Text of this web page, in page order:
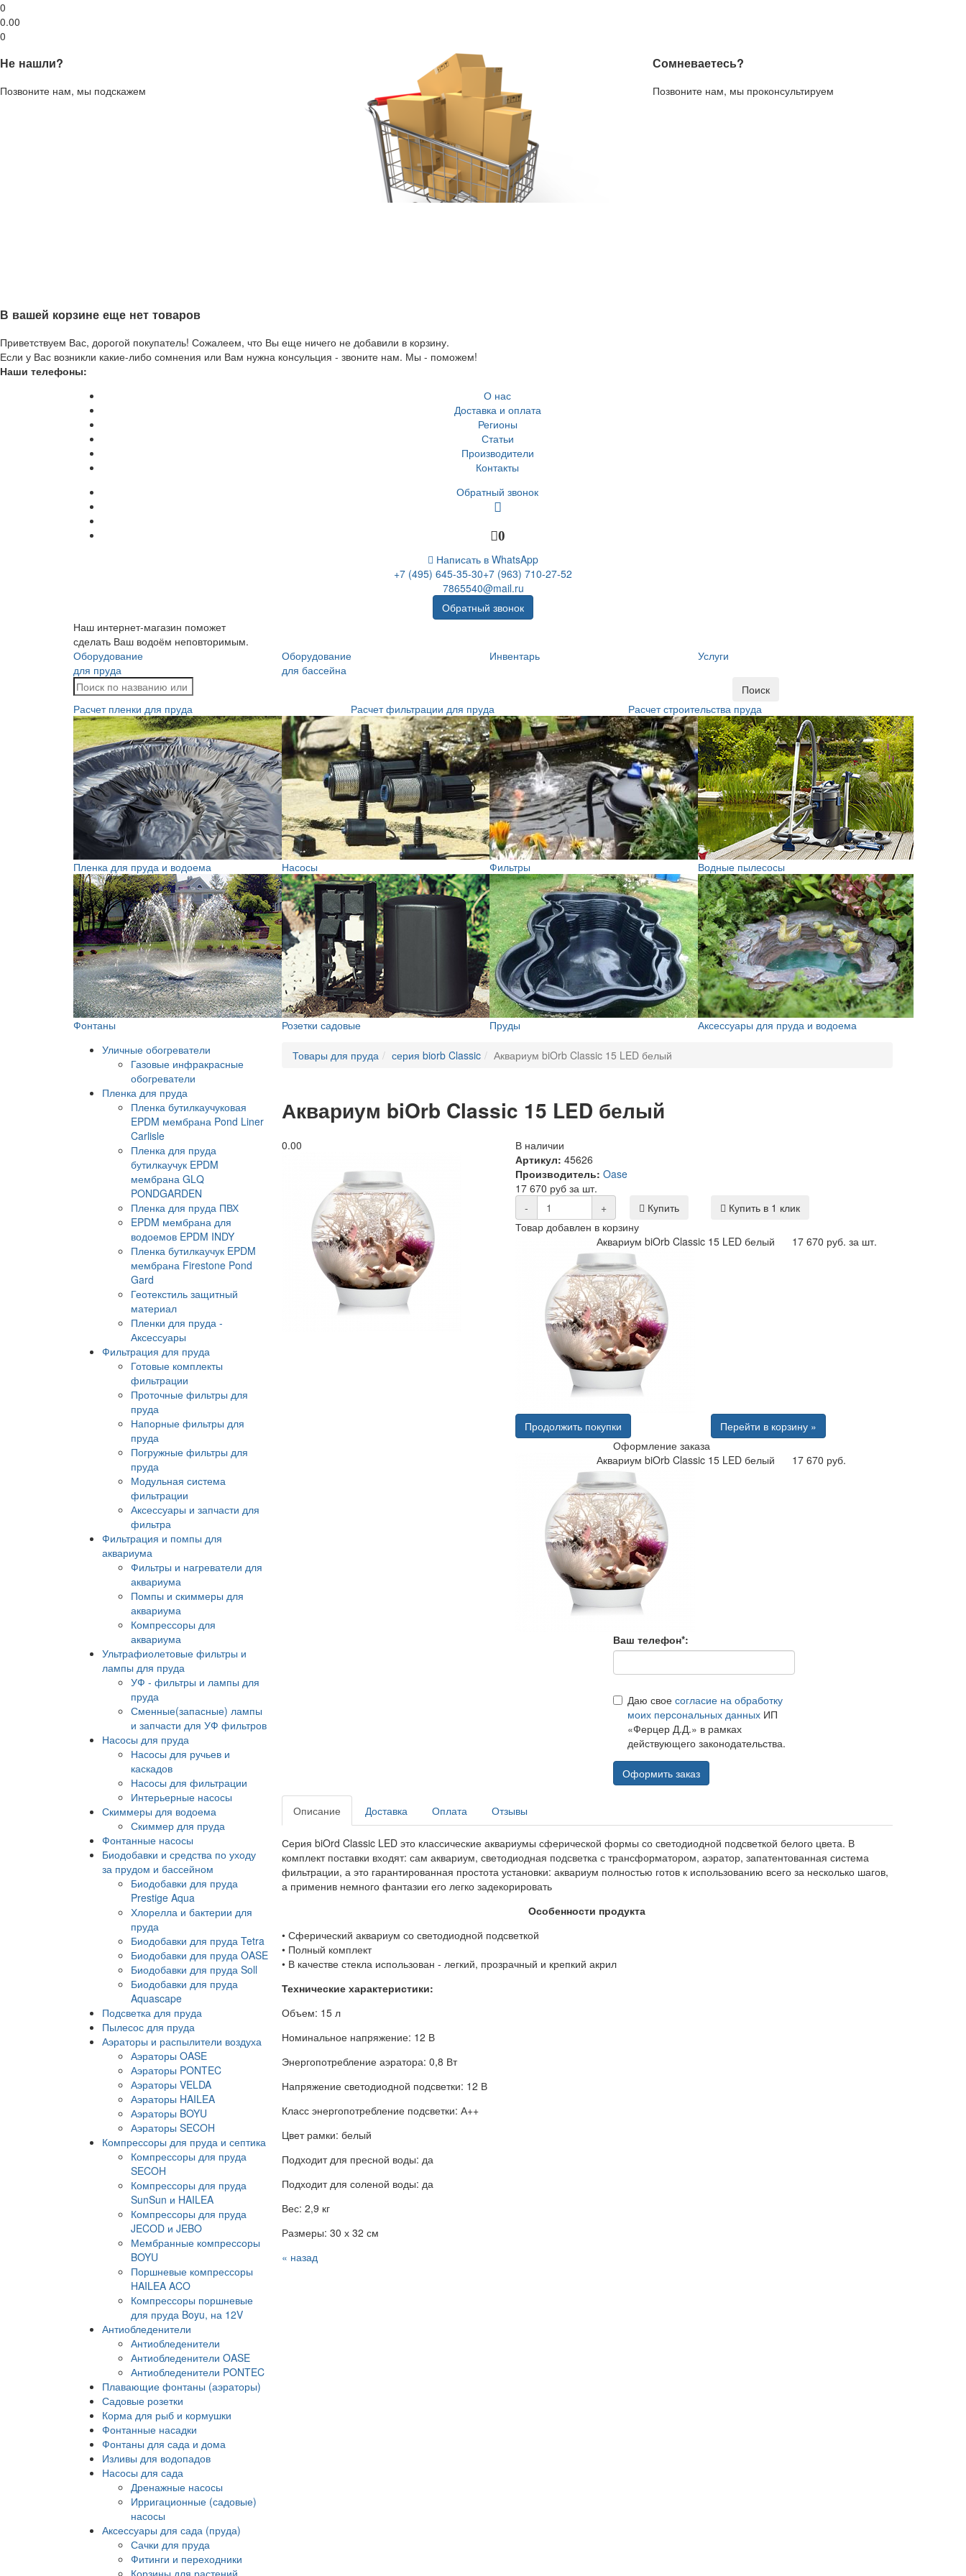
0
0.00
0
Не нашли?
Позвоните нам, мы подскажем
Сомневаетесь?
Позвоните нам, мы проконсультируем
В вашей корзине еще нет товаров
Приветствуем Вас, дорогой покупатель! Сожалеем, что Вы еще ничего не добавили в корзину.
Если у Вас возникли какие-либо сомнения или Вам нужна консульция - звоните нам. Мы - поможем!
Наши телефоны:
О нас
Доставка и оплата
Регионы
Статьи
Производители
Контакты
Обратный звонок
0
Написать в WhatsApp
+7 (495) 645-35-30+7 (963) 710-27-52
7865540@mail.ru
Обратный звонок
Наш интернет-магазин поможет
сделать Ваш водоём неповторимым.
Оборудование
для пруда
Оборудование
для бассейна
Инвентарь Услуги
Поиск
Расчет пленки для пруда
Расчет фильтрации для пруда Расчет строительства пруда
Пленка для пруда и водоема Насосы Фильтры Водные пылесосы
Фонтаны Розетки садовые Пруды
Аксессуары для пруда и водоема
Уличные обогреватели
Газовые инфракрасные
обогреватели
Пленка для пруда
Пленка бутилкаучуковая
EPDM мембрана Pond Liner
Carlisle
Пленка для пруда
бутилкаучук EPDM
мембрана GLQ
PONDGARDEN
Пленка для пруда ПВХ
EPDM мембрана для
водоемов EPDM INDY
Пленка бутилкаучук EPDM
мембрана Firestone Pond
Gard
Геотекстиль защитный
материал
Пленки для пруда -
Аксессуары
Фильтрация для пруда
Готовые комплекты
фильтрации
Проточные фильтры для
пруда
Напорные фильтры для
пруда
Погружные фильтры для
пруда
Модульная система
фильтрации
Аксессуары и запчасти для
фильтра
Фильтрация и помпы для
аквариума
Фильтры и нагреватели для
аквариума
Помпы и скиммеры для
аквариума
Компрессоры для
аквариума
Ультрафиолетовые фильтры и
лампы для пруда
УФ - фильтры и лампы для
пруда
Сменные(запасные) лампы
и запчасти для УФ фильтров
Насосы для пруда
Насосы для ручьев и
каскадов
Насосы для фильтрации
Интерьерные насосы
Скиммеры для водоема
Скиммер для пруда
Фонтанные насосы
Биодобавки и средства по уходу
за прудом и бассейном
Биодобавки для пруда
Prestige Aqua
Хлорелла и бактерии для
пруда
Биодобавки для пруда Tetra
Биодобавки для пруда OASE
Биодобавки для пруда Soll
Биодобавки для пруда
Aquascape
Подсветка для пруда
Пылесос для пруда
Аэраторы и распылители воздуха
Аэраторы OASE
Аэраторы PONTEC
Аэраторы VELDA
Аэраторы HAILEA
Аэраторы BOYU
Аэраторы SECOH
Компрессоры для пруда и септика
Компрессоры для пруда
SECOH
Компрессоры для пруда
SunSun и HAILEA
Компрессоры для пруда
JECOD и JEBO
Мембранные компрессоры
BOYU
Поршневые компрессоры
HAILEA ACO
Компрессоры поршневые
для пруда Boyu, на 12V
Антиобледенители
Антиобледенители
Антиобледенители OASE
Антиобледенители PONTEC
Плавающие фонтаны (аэраторы)
Садовые розетки
Корма для рыб и кормушки
Фонтанные насадки
Фонтаны для сада и дома
Изливы для водопадов
Насосы для сада
Дренажные насосы
Ирригационные (садовые)
насосы
Аксессуары для сада (пруда)
Сачки для пруда
Фитинги и переходники
Корзины для растений
Товары для пруда серия biorb Classic Аквариум biOrb Classic 15 LED белый
Аквариум biOrb Classic 15 LED белый
0.00
В наличии
Артикул: 45626
Производитель: Oase
17 670 руб за шт.
-
+ Купить
Купить в 1 клик
Товар добавлен в корзину
Аквариум biOrb Classic 15 LED белый
17 670 руб. за шт.
Продолжить покупки
Перейти в корзину »
Оформление заказа
Аквариум biOrb Classic 15 LED белый
17 670 руб.
Ваш телефон*:
Даю свое согласие на обработку
моих персональных данныхИП
«Ферцер Д.Д.» в рамках
действующего законодательства.
Оформить заказ
Описание Доставка Оплата Отзывы
Серия biOrd Classic LED это классические аквариумы сферической формы со светодиодной подсветкой белого цвета. В
комплект поставки входят: сам аквариум, светодиодная подсветка с трансформатором, аэратор, запатентованная система
фильтрации, а это гарантированная простота установки: аквариум полностью готов к использованию всего за несколько шагов,
а применив немного фантазии его легко задекорировать
Особенности продукта
• Сферический аквариум со светодиодной подсветкой
• Полный комплект
• В качестве стекла использован - легкий, прозрачный и крепкий акрил
Технические характеристики:
Объем: 15 л
Номинальное напряжение: 12 В
Энергопотребление аэратора: 0,8 Вт
Напряжение светодиодной подсветки: 12 В
Класс энергопотребление подсветки: А++
Цвет рамки: белый
Подходит для пресной воды: да
Подходит для соленой воды: да
Вес: 2,9 кг
Размеры: 30 х 32 см
« назад